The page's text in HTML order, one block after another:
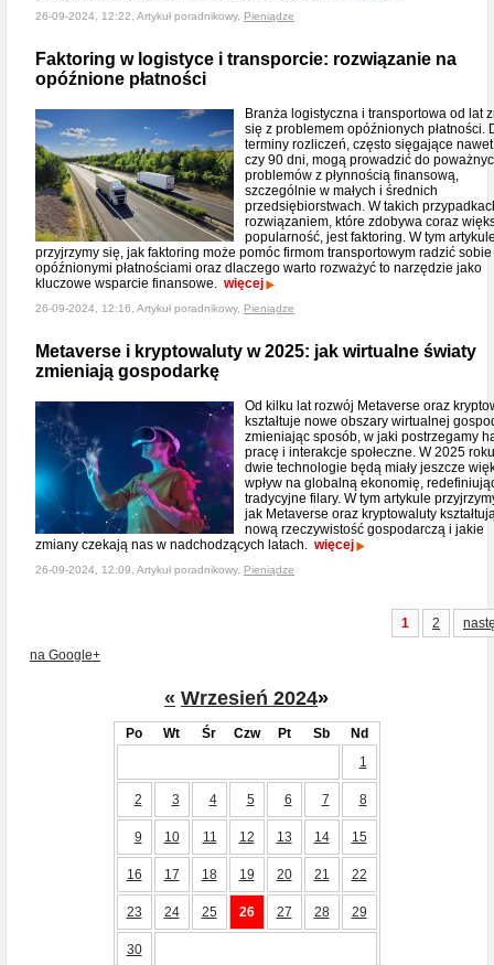
26-09-2024, 12:22, Artykuł poradnikowy, Pieniądze
Faktoring w logistyce i transporcie: rozwiązanie na
opóźnione płatności
Branża logistyczna i transportowa od lat
się z problemem opóźnionych płatności.
terminy rozliczeń, często sięgające
czy 90 dni, mogą prowadzić do
problemów z płynnością finansową,
szczególnie w małych i średnich
przedsiębiorstwach. W takich
rozwiązaniem, które zdobywa coraz
popularność, jest faktoring. W tym
przyjrzymy się, jak faktoring może pomóc firmom transportowym radzić sobie
opóźnionymi płatnościami oraz dlaczego warto rozważyć to narzędzie jako
kluczowe wsparcie finansowe. więcej
26-09-2024, 12:16, Artykuł poradnikowy, Pieniądze
Metaverse i kryptowaluty w 2025: jak wirtualne światy
zmieniają gospodarkę
Od kilku lat rozwój Metaverse oraz
kształtuje nowe obszary wirtualnej
zmieniając sposób, w jaki postrzegamy
pracę i interakcje społeczne. W 2025
dwie technologie będą miały jeszcze
wpływ na globalną ekonomię,
tradycyjne filary. W tym artykule
jak Metaverse oraz kryptowaluty
nową rzeczywistość gospodarczą i jakie
zmiany czekają nas w nadchodzących latach. więcej
26-09-2024, 12:09, Artykuł poradnikowy, Pieniądze
1 2
na Google+
« Wrzesień 2024»
Po Wt Śr Czw Pt Sb
Nd
1
2 3 4 5 6 7 8
9 10 11 12 13 14 15
16 17 18 19 20 21 22
23 24 25 26 27 28 29
30